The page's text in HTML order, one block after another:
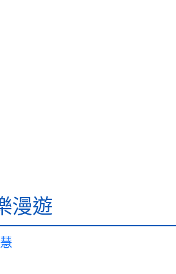
漫遊